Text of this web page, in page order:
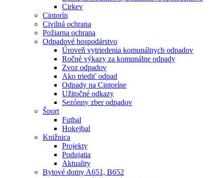
Cirkev
Cintorín
Civilná ochrana
Požiarna ochrana
Odpadové hospodárstvo
Úroveň vytriedenia komunálnych odpadov
Ročné výkazy za komunálne odpady
Zvoz odpadov
Ako triediť odpad
Odpady na Cintoríne
Užitočné odkazy
Sezónny zber odpadov
Šport
Futbal
Hokejbal
Knižnica
Projekty
Podujatia
Aktuality
Bytové domy A651, B652